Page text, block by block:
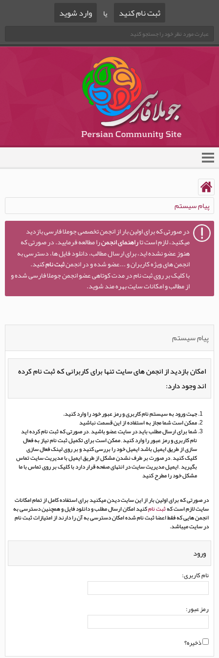
ثبت نام کنید یا وارد شوید
پیام سیستم
در صورتی که برای اولین بار از انجمن تخصصی جوملا فارسی بازدید
میکنید، لازم است تاراهنمای انجمنرا مطالعه فرمایید. در صورتی که
هنوز عضو نشده اید، برای ارسال مطالب، دانلود فایل ها، دسترسی به
انجمن های ویژه کاربران و ...عضو شده و در انجمنثبت نامکنید.
با کلیک بر روی ثبت نام در مدت کوتاهی عضو انجمن جوملا فارسی شده و
از مطالب و امکانات سایت بهره مند شوید.
پیام سیستم
امکان بازدید از انجمن های سایت تنها برای کاربرانی که ثبت نام کرده
اند وجود دارد:
جهت ورود به سیستم نام کاربری و رمز عبور خود را وارد کنید.
ممکن است شما مجاز به استفاده از این قسمت نباشید
شما برای ارسال مطلب باید در سایت عضو باشید , در صورتی که ثبت نام کرده اید
نام کاربری و رمز عبور را وارد کنید , ممکن است برای تکمیل ثبت نام نیاز به فعال
سازی از طریق ایمیل باشد ایمیل خود را بررسی کنید و بر روی لینک فعال سازی
کلیک کنید , در صورت بر طرف نشدن مشکل از طریق ایمیل با مدیریت سایت تماس
بگیرید , ایمیل مدیریت سایت در انتهای صفحه قرار دارد با کلیک بر روی تماس با ما
مشکل خود را مطرح کنید
در صورتی که برای اولین بار از این سایت دیدن میکنید برای استفاده کامل از تمام امکانات
سایت لازم است کهثبت نامکنید امکان ارسال مطلب و دانلود فایل و همچنین دسترسی به
انجمن هایی که فقط اعضا ثبت نام شده امکان دسترسی به آن را دارند از امتیازات ثبت نام
در سایت میباشد.
ورود
نام کاربری:
رمز عبور:
ذخیره؟